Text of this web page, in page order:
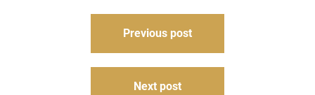
Previous post
Next post